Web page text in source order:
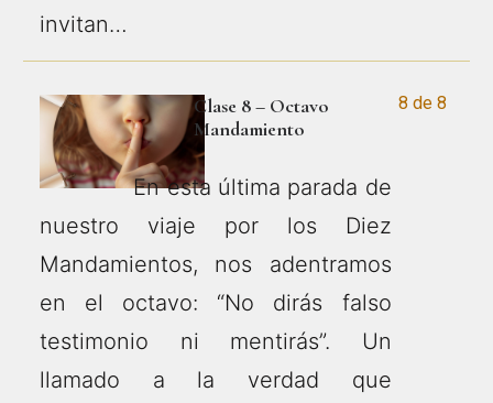
invitan…
8 de 8
Clase 8 – Octavo
Mandamiento
En esta última parada de
nuestro viaje por los Diez
Mandamientos, nos adentramos
en el octavo: “No dirás falso
testimonio ni mentirás”. Un
llamado a la verdad que